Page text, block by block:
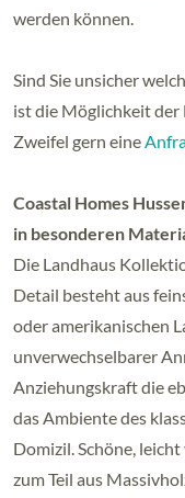
werden können.
Sind Sie unsicher
ist die Möglichkeit der
Zweifel gern eine
Coastal Homes
in besonderen
Die Landhaus
Detail besteht aus
oder amerikanischen
unverwechselbarer
Anziehungskraft die
das Ambiente des
Domizil. Schöne,
zum Teil aus